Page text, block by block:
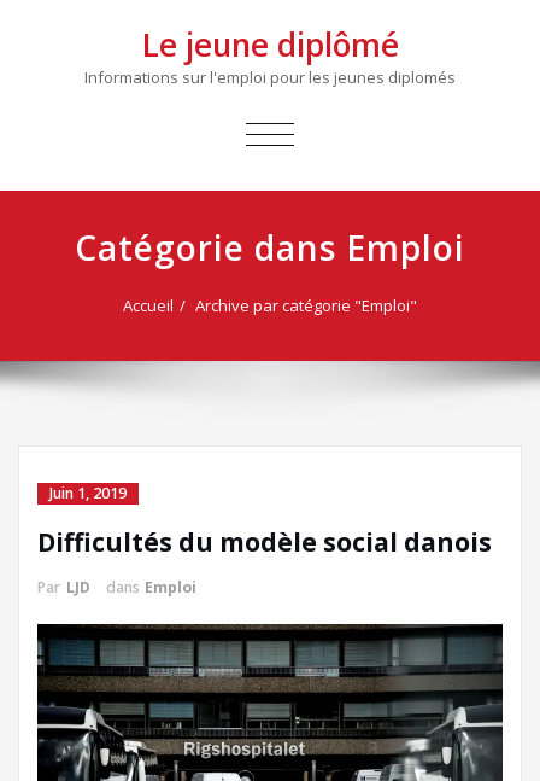
Le jeune diplômé
Informations sur l'emploi pour les jeunes diplomés
AFFICHER/MASQUER
Catégorie dans Emploi
Accueil Archive par catégorie "Emploi"
Juin 1, 2019
Difficultés du modèle social danois
Par LJD dans Emploi